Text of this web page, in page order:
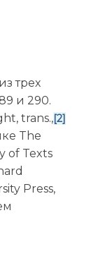
трех
и 290.
trans.,[2]
The
of Texts
Press,